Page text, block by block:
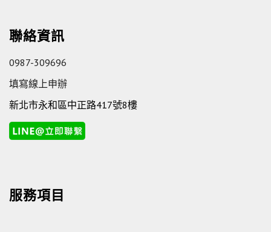
聯絡資訊
0987-309696
填寫線上申辦
新北市永和區中正路417號8樓
服務項目